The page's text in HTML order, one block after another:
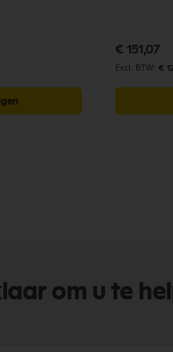
€ 151,07
€
om u te